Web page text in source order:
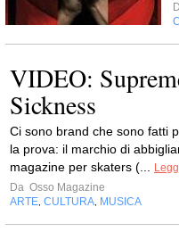
VIDEO:
Sickness
Ci sono brand che sono fatti
la prova: il marchio di
magazine per skaters (...
Da Osso Magazine
ARTE, CULTURA, MUSICA